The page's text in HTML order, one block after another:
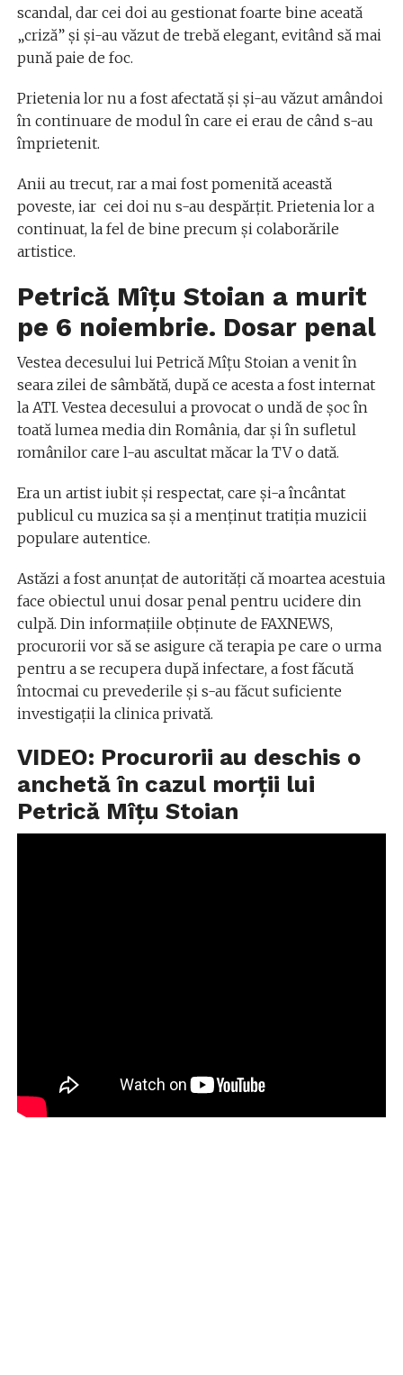
scandal, dar cei doi au gestionat foarte bine aceată
„criză” și și-au văzut de trebă elegant, evitând să mai
pună paie de foc.
Prietenia lor nu a fost afectată și și-au văzut amândoi
în continuare de modul în care ei erau de când s-au
împrietenit.
Anii au trecut, rar a mai fost pomenită această
poveste, iar cei doi nu s-au despărțit. Prietenia lor a
continuat, la fel de bine precum și colaborările
artistice.
Petrică Mîțu Stoian a murit
pe 6 noiembrie. Dosar penal
Vestea decesului lui Petrică Mîțu Stoian a venit în
seara zilei de sâmbătă, după ce acesta a fost internat
la ATI. Vestea decesului a provocat o undă de șoc în
toată lumea media din România, dar și în sufletul
românilor care l-au ascultat măcar la TV o dată.
Era un artist iubit și respectat, care și-a încântat
publicul cu muzica sa și a menținut tratiția muzicii
populare autentice.
Astăzi a fost anunțat de autorități că moartea acestuia
face obiectul unui dosar penal pentru ucidere din
culpă. Din informațiile obținute de FAXNEWS,
procurorii vor să se asigure că terapia pe care o urma
pentru a se recupera după infectare, a fost făcută
întocmai cu prevederile și s-au făcut suficiente
investigații la clinica privată.
VIDEO: Procurorii au deschis o
anchetă în cazul morții lui
Petrică Mîțu Stoian